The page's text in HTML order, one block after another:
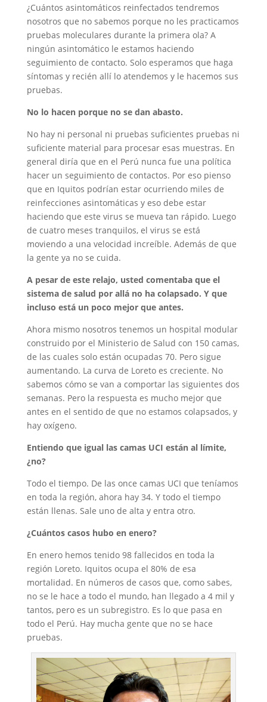
¿Cuántos asintomáticos reinfectados tendremos
nosotros que no sabemos porque no les practicamos
pruebas moleculares durante la primera ola? A
ningún asintomático le estamos haciendo
seguimiento de contacto. Solo esperamos que haga
síntomas y recién allí lo atendemos y le hacemos sus
pruebas.
No lo hacen porque no se dan abasto.
No hay ni personal ni pruebas suficientes pruebas ni
suficiente material para procesar esas muestras. En
general diría que en el Perú nunca fue una política
hacer un seguimiento de contactos. Por eso pienso
que en Iquitos podrían estar ocurriendo miles de
reinfecciones asintomáticas y eso debe estar
haciendo que este virus se mueva tan rápido. Luego
de cuatro meses tranquilos, el virus se está
moviendo a una velocidad increíble. Además de que
la gente ya no se cuida.
A pesar de este relajo, usted comentaba que el
sistema de salud por allá no ha colapsado. Y que
incluso está un poco mejor que antes.
Ahora mismo nosotros tenemos un hospital modular
construido por el Ministerio de Salud con 150 camas,
de las cuales solo están ocupadas 70. Pero sigue
aumentando. La curva de Loreto es creciente. No
sabemos cómo se van a comportar las siguientes dos
semanas. Pero la respuesta es mucho mejor que
antes en el sentido de que no estamos colapsados, y
hay oxígeno.
Entiendo que igual las camas UCI están al límite,
¿no?
Todo el tiempo. De las once camas UCI que teníamos
en toda la región, ahora hay 34. Y todo el tiempo
están llenas. Sale uno de alta y entra otro.
¿Cuántos casos hubo en enero?
En enero hemos tenido 98 fallecidos en toda la
región Loreto. Iquitos ocupa el 80% de esa
mortalidad. En números de casos que, como sabes,
no se le hace a todo el mundo, han llegado a 4 mil y
tantos, pero es un subregistro. Es lo que pasa en
todo el Perú. Hay mucha gente que no se hace
pruebas.